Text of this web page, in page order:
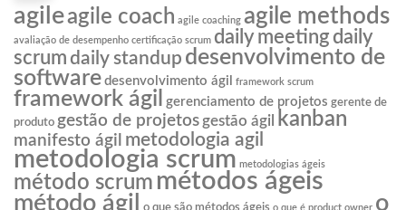
agileagile coach agile coaching agile methods
avaliação de desempenho certificação scrum daily meeting daily
scrumdaily standup desenvolvimento de
software desenvolvimento ágil framework scrum
framework ágil gerenciamento de projetos gerente de
produto gestão de projetos gestão ágil kanban
manifesto ágil metodologia agil
metodologia scrum metodologias ágeis
método scrum métodos ágeis
método ágil o que são métodos ágeis o que é product owner o